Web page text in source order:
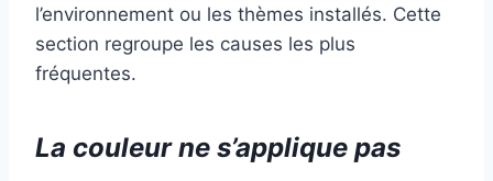
l’environnement ou les thèmes installés. Cette
section regroupe les causes les plus
fréquentes.
La couleur ne s’applique pas